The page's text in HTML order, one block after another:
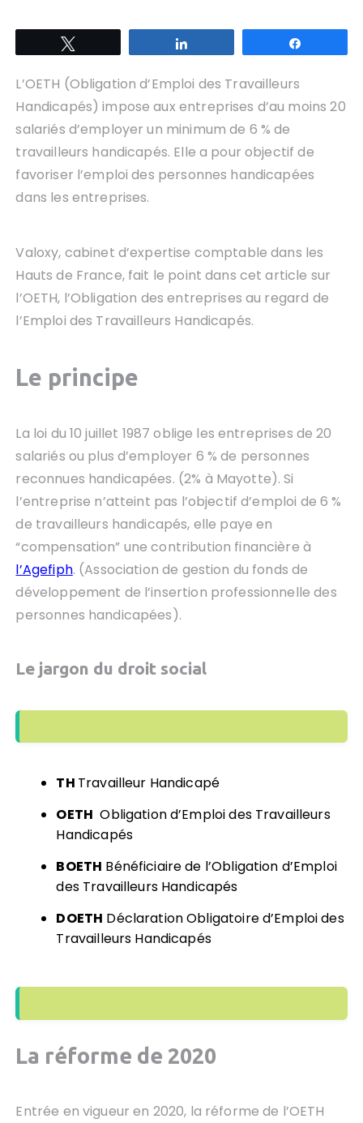
L’OETH (Obligation d’Emploi des Travailleurs
Handicapés) impose aux entreprises d’au moins 20
salariés d’employer un minimum de 6 % de
travailleurs handicapés. Elle a pour objectif de
favoriser l’emploi des personnes handicapées
dans les entreprises.
Valoxy, cabinet d’expertise comptable dans les
Hauts de France, fait le point dans cet article sur
l’OETH, l’Obligation des entreprises au regard de
l’Emploi des Travailleurs Handicapés.
Le principe
La loi du 10 juillet 1987 oblige les entreprises de 20
salariés ou plus d’employer 6 % de personnes
reconnues handicapées. (2% à Mayotte). Si
l’entreprise n’atteint pas l’objectif d’emploi de 6 %
de travailleurs handicapés, elle paye en
“compensation” une contribution financière à
l’Agefiph. (Association de gestion du fonds de
développement de l’insertion professionnelle des
personnes handicapées).
Le jargon du droit social
TH Travailleur Handicapé
OETH Obligation d’Emploi des Travailleurs
Handicapés
BOETH Bénéficiaire de l’Obligation d’Emploi
des Travailleurs Handicapés
DOETH Déclaration Obligatoire d’Emploi des
Travailleurs Handicapés
La réforme de 2020
Entrée en vigueur en 2020, la réforme de l’OETH